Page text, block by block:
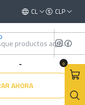
0
CL CLP
( 2006 )
AHORA